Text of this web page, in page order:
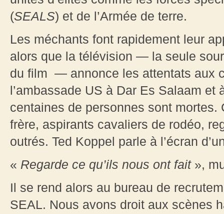
(SEALS) et de l’Armée de terre.
Les méchants font rapidement leur
alors que la télévision — la seule
du film — annonce les attentats aux
l’ambassade US à Dar Es Salaam et
centaines de personnes sont
frère, aspirants cavaliers de rodéo,
outrés. Ted Koppel parle à l’écran
« Regarde ce qu’ils nous ont fait»,
Il se rend alors au bureau de
SEAL. Nous avons droit aux scènes